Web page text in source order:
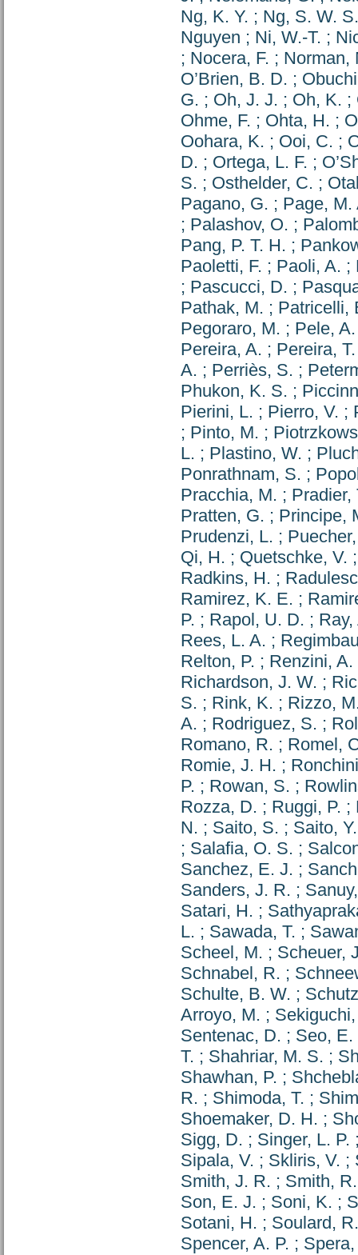
Ng, K. Y. ; Ng, S. W. S.
Nguyen ; Ni, W.-T. ;
; Nocera, F. ; Norman,
O’Brien, B. D. ;
G. ; Oh, J. J. ; Oh, K. ;
Ohme, F. ; Ohta, H. ;
Oohara, K. ; Ooi, C. ;
D. ; Ortega, L. F. ;
S. ; Osthelder, C. ;
Pagano, G. ; Page, M.
; Palashov, O. ;
Pang, P. T. H. ;
Paoletti, F. ; Paoli, A. ;
; Pascucci, D. ;
Pathak, M. ; Patricelli,
Pegoraro, M. ; Pele, A.
Pereira, A. ; Pereira, T.
A. ; Perriès, S. ;
Phukon, K. S. ;
Pierini, L. ; Pierro, V. ;
; Pinto, M. ;
L. ; Plastino, W. ;
Ponrathnam, S. ;
Pracchia, M. ; Pradier,
Pratten, G. ; Principe,
Prudenzi, L. ;
Qi, H. ; Quetschke, V.
Radkins, H. ;
Ramirez, K. E. ;
P. ; Rapol, U. D. ; Ray,
Rees, L. A. ;
Relton, P. ; Renzini, A.
Richardson, J. W. ;
S. ; Rink, K. ; Rizzo,
A. ; Rodriguez, S. ;
Romano, R. ; Romel,
Romie, J. H. ;
P. ; Rowan, S. ;
Rozza, D. ; Ruggi, P. ;
N. ; Saito, S. ; Saito, Y.
; Salafia, O. S. ;
Sanchez, E. J. ;
Sanders, J. R. ;
Satari, H. ;
L. ; Sawada, T. ;
Scheel, M. ; Scheuer,
Schnabel, R. ;
Schulte, B. W. ;
Arroyo, M. ; Sekiguchi,
Sentenac, D. ; Seo, E.
T. ; Shahriar, M. S. ;
Shawhan, P. ;
R. ; Shimoda, T. ;
Shoemaker, D. H. ;
Sigg, D. ; Singer, L. P.
Sipala, V. ; Skliris, V. ;
Smith, J. R. ; Smith,
Son, E. J. ; Soni, K. ;
Sotani, H. ; Soulard, R.
Spencer, A. P. ;